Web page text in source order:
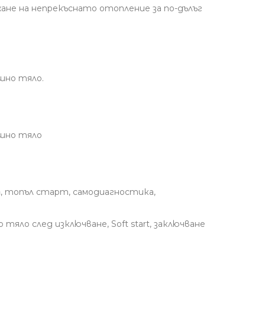
на непрекъснато отопление за по-дълъг
тяло.
тяло
топъл старт, самодиагностика,
след изключване, Soft start, заключване